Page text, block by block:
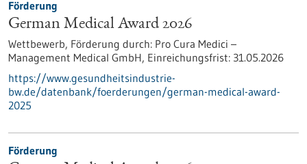
Förderung
German Medical Award 2026
Wettbewerb, Förderung durch: Pro Cura Medici –
Management Medical GmbH, Einreichungsfrist: 31.05.2026
https://www.gesundheitsindustrie-
bw.de/datenbank/foerderungen/german-medical-award-
2025
Förderung